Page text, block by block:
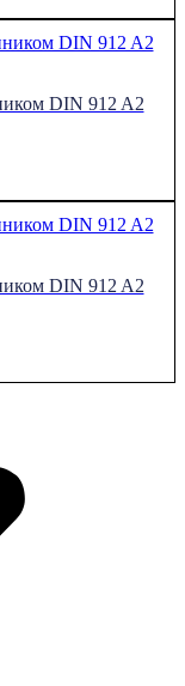
DIN 912 A2
DIN 912 A2